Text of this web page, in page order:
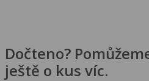
Dočteno?
ještě o kus víc.